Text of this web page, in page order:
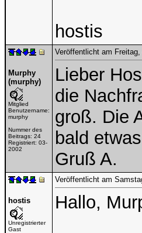
hostis
Murphy
(murphy)
Mitglied
Benutzername:
murphy
Nummer des
Beitrags: 24
Registriert: 03-
2002
Veröffentlicht am
Lieber
die
groß. Die
bald
Gruß A.
hostis
Unregistrierter
Gast
Veröffentlicht am
Hallo,